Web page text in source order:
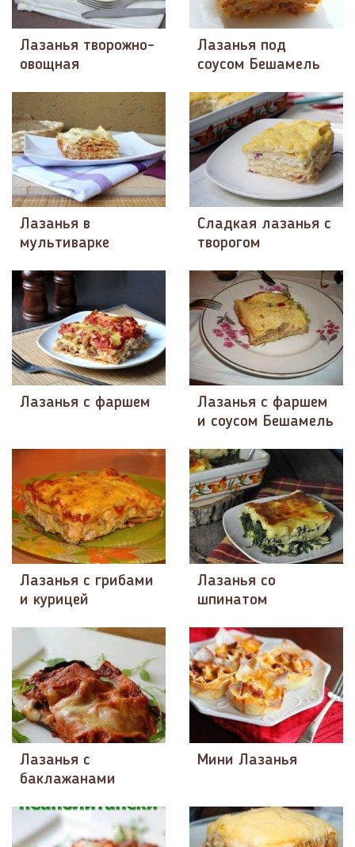
Лазанья творожно-
овощная
Лазанья под
соусом Бешамель
Лазанья в
мультиварке
Сладкая лазанья с
творогом
Лазанья с фаршем
Лазанья с фаршем
и соусом Бешамель
Лазанья с грибами
и курицей
Лазанья со
шпинатом
Лазанья с
баклажанами
Мини Лазанья